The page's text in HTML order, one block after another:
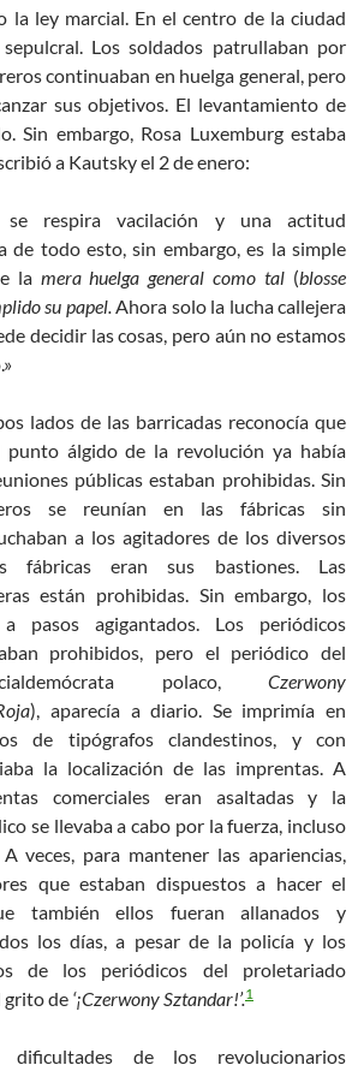
la ley marcial. En el centro de la ciudad
Los soldados patrullaban por
continuaban en huelga general, pero
sus objetivos. El levantamiento de
Sin embargo, Rosa Luxemburg estaba
a Kautsky el 2 de enero:
se respira vacilación y una actitud
de todo esto, sin embargo, es la simple
lamera huelga general como tal (blosse
su papel.Ahora solo la lucha callejera
decidir las cosas, pero aún no estamos
lados de las barricadas reconocía que
punto álgido de la revolución ya había
públicas estaban prohibidas. Sin
se reunían en las fábricas sin
a los agitadores de los diversos
fábricas eran sus bastiones. Las
están prohibidas. Sin embargo, los
pasos agigantados. Los periódicos
prohibidos, pero el periódico del
polaco,Czerwony
), aparecía a diario. Se imprimía en
de tipógrafos clandestinos, y con
la localización de las imprentas. A
comerciales eran asaltadas y la
se llevaba a cabo por la fuerza, incluso
veces, para mantener las apariencias,
que estaban dispuestos a hacer el
también ellos fueran allanados y
los días, a pesar de la policía y los
de los periódicos del proletariado
grito de ‘¡Czerwony Sztandar!’.1
dificultades de los revolucionarios